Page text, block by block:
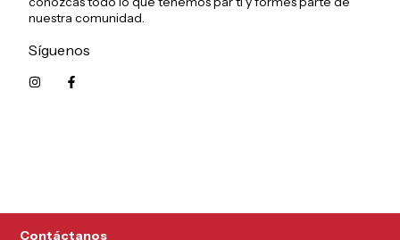
nuestra comunidad.
Síguenos
Contáctanos